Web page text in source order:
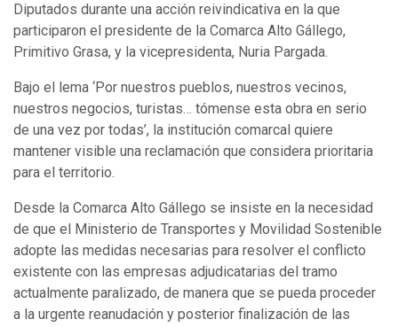
Diputados durante una acción reivindicativa en la que
participaron el presidente de la Comarca Alto Gállego,
Primitivo Grasa, y la vicepresidenta, Nuria Pargada.
Bajo el lema ‘Por nuestros pueblos, nuestros vecinos,
nuestros negocios, turistas… tómense esta obra en serio
de una vez por todas’, la institución comarcal quiere
mantener visible una reclamación que considera prioritaria
para el territorio.
Desde la Comarca Alto Gállego se insiste en la necesidad
de que el Ministerio de Transportes y Movilidad Sostenible
adopte las medidas necesarias para resolver el conflicto
existente con las empresas adjudicatarias del tramo
actualmente paralizado, de manera que se pueda proceder
a la urgente reanudación y posterior finalización de las